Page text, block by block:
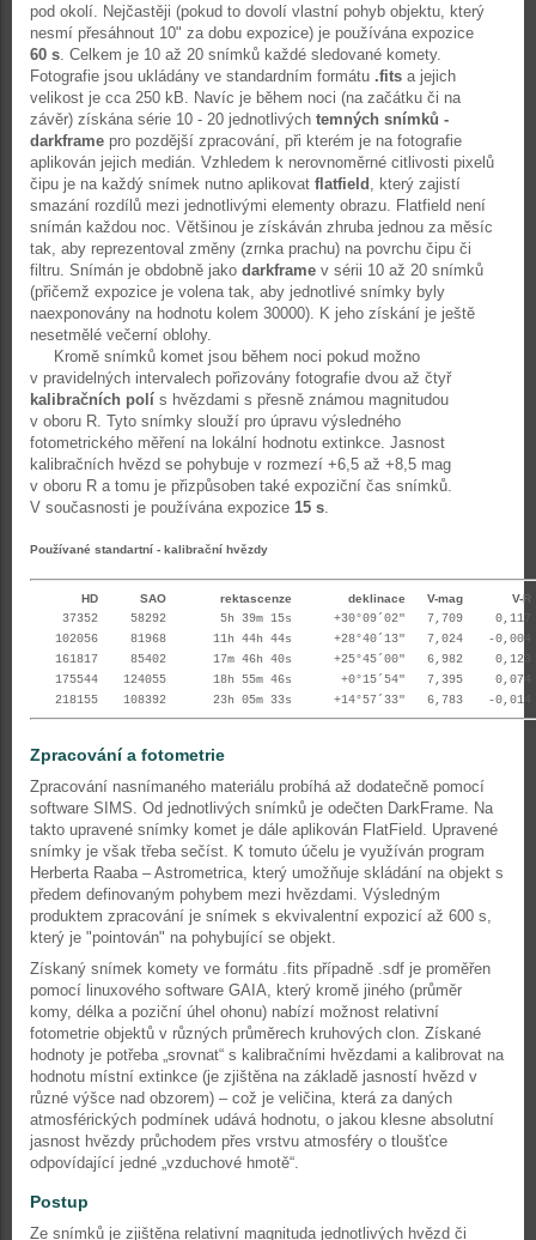
pod okolí. Nejčastěji (pokud to dovolí vlastní pohyb objektu, který
nesmí přesáhnout 10" za dobu expozice) je používána expozice
60 s. Celkem je 10 až 20 snímků každé sledované komety.
Fotografie jsou ukládány ve standardním formátu .fits a jejich
velikost je cca 250 kB. Navíc je během noci (na začátku či na
závěr) získána série 10 - 20 jednotlivých temných snímků -
darkframe pro pozdější zpracování, při kterém je na fotografie
aplikován jejich medián. Vzhledem k nerovnoměrné citlivosti pixelů
čipu je na každý snímek nutno aplikovat flatfield , který zajistí
smazání rozdílů mezi jednotlivými elementy obrazu. Flatfield není
snímán každou noc. Většinou je získáván zhruba jednou za měsíc
tak, aby reprezentoval změny (zrnka prachu) na povrchu čipu či
filtru. Snímán je obdobně jako darkframe v sérii 10 až 20 snímků
(přičemž expozice je volena tak, aby jednotlivé snímky byly
naexponovány na hodnotu kolem 30000). K jeho získání je ještě
nesetmělé večerní oblohy.
Kromě snímků komet jsou během noci pokud možno
v pravidelných intervalech pořizovány fotografie dvou až čtyř
kalibračních polí s hvězdami s přesně známou magnitudou
v oboru R. Tyto snímky slouží pro úpravu výsledného
fotometrického měření na lokální hodnotu extinkce. Jasnost
kalibračních hvězd se pohybuje v rozmezí +6,5 až +8,5 mag
v oboru R a tomu je přizpůsoben také expoziční čas snímků.
V současnosti je používána expozice 15 s.
Používané standartní - kalibrační hvězdy
HD SAO rektascenze deklinace V-mag
V-R
37352
58292 5h 39m 15s +30°09´02" 7,709
0,117
102056
81968 11h 44h 44s +28°40´13" 7,024
-0,004
161817
85402 17m 46h 40s +25°45´00" 6,982
0,123
175544
124055 18h 55m 46s +0°15´54" 7,395
0,074
218155
108392 23h 05m 33s +14°57´33" 6,783 -0,014
Zpracování a fotometrie
Zpracování nasnímaného materiálu probíhá až dodatečně pomocí
software SIMS. Od jednotlivých snímků je odečten DarkFrame. Na
takto upravené snímky komet je dále aplikován FlatField. Upravené
snímky je však třeba sečíst. K tomuto účelu je využíván program
Herberta Raaba – Astrometrica, který umožňuje skládání na objekt s
předem definovaným pohybem mezi hvězdami. Výsledným
produktem zpracování je snímek s ekvivalentní expozicí až 600 s,
který je "pointován" na pohybující se objekt.
Získaný snímek komety ve formátu .fits případně .sdf je proměřen
pomocí linuxového software GAIA, který kromě jiného (průměr
komy, délka a poziční úhel ohonu) nabízí možnost relativní
fotometrie objektů v různých průměrech kruhových clon. Získané
hodnoty je potřeba „srovnat“ s kalibračními hvězdami a kalibrovat na
hodnotu místní extinkce (je zjištěna na základě jasností hvězd v
různé výšce nad obzorem) – což je veličina, která za daných
atmosférických podmínek udává hodnotu, o jakou klesne absolutní
jasnost hvězdy průchodem přes vrstvu atmosféry o tloušťce
odpovídající jedné „vzduchové hmotě“.
Postup
Ze snímků je zjištěna relativní magnituda jednotlivých hvězd či